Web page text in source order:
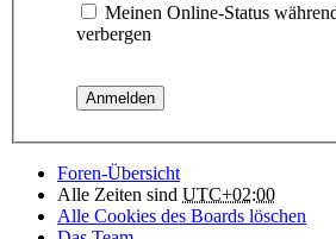
Meinen Online-Status
verbergen
Foren-Übersicht
Alle Zeiten sind UTC+02:00
Alle Cookies des Boards löschen